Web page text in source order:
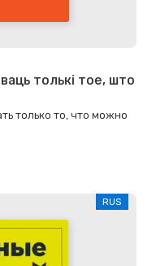
толькі тое, што
только то, что можно
RUS